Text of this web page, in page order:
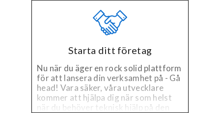
Starta ditt företag
Nu när du äger en rock solid plattform
för att lansera din verksamhet på - Gå
head! Vara säker, våra utvecklare
kommer att hjälpa dig när som helst
när du behöver teknisk hjälp på den